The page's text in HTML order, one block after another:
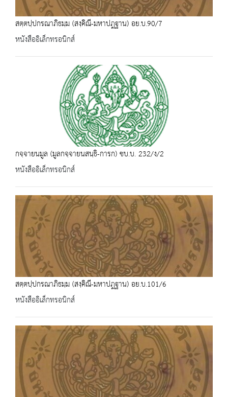
สตฺตปฺปกรณาภิธมฺม (สงฺคิณี-มหาปฎฐาน) อย.บ.90/7
หนังสืออิเล็กทรอนิกส์
กจฺจายนมูล (มูลกจฺจายนสนฺธิ-การก) ชบ.บ. 232/ง/2
หนังสืออิเล็กทรอนิกส์
สตฺตปฺปกรณาภิธมฺม (สงฺคิณี-มหาปฎฐาน) อย.บ.101/6
หนังสืออิเล็กทรอนิกส์